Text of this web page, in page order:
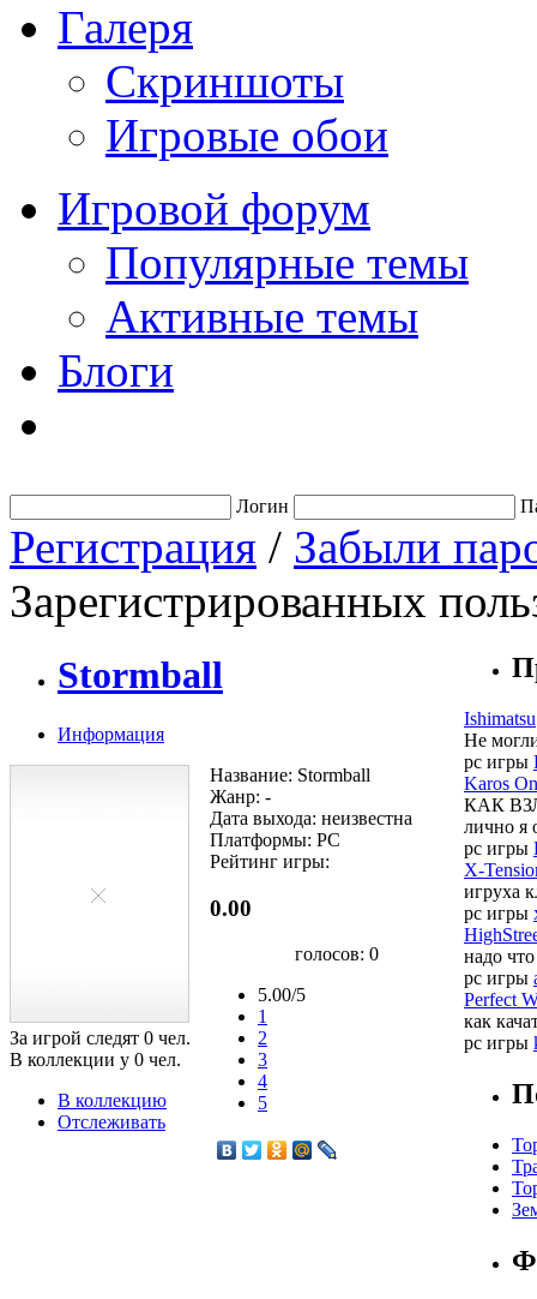
Галеря
Скриншоты
Игровые обои
Игровой форум
Популярные темы
Активные темы
Блоги
Логин
Регистрация / Забыли
Зарегистрированных
Stormball
Информация
За игрой следят 0 чел.
В коллекции у 0 чел.
В коллекцию
Отслеживать
Название: Stormball
Жанр: -
Дата выхода: неизвестна
Платформы: PC
Рейтинг игры:
0.00
голосов: 0
5.00/5
1
2
3
4
5
Ishimatsu
Не
pc игры
Karos
КАК
лично я
pc игры
X-
игруха
pc игры
надо
pc игры
Perfect
как
pc игры